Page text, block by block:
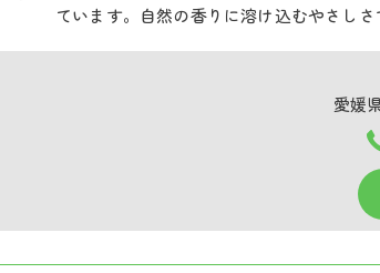
ています。自然の香りに溶け込むやさし
愛媛